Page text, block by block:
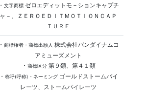
・ 文字商標ゼロエディットモ－ションキャプチ
ャ－、ＺＥＲＯＥＤＩＴＭＯＴＩＯＮＣＡＰ
ＴＵＲＥ
・ 商標権者・商標出願人 株式会社バンダイナムコ
アミューズメント
・ 商標区分第９類、第４１類
・ 称呼(呼称)・ネーミングゴールドストームパイ
レーツ、ストームパイレーツ